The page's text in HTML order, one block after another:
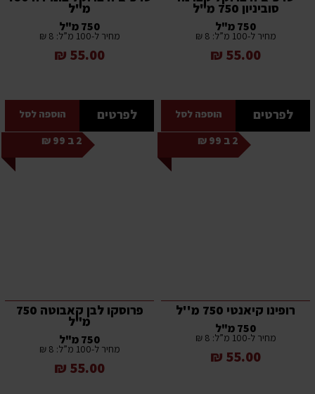
סוביניון 750 מ"ל
750 מ"ל
מחיר ל-100 מ”ל: 8 ₪
55.00 ₪
לפרטים הוספה לסל
מ"ל
750 מ"ל
מחיר ל-100 מ”ל: 8 ₪
55.00 ₪
לפרטים הוספה לסל
2 ב 99 ₪
רופינו קיאנטי 750 מ''ל
750 מ"ל
מחיר ל-100 מ”ל: 8 ₪
55.00 ₪
2 ב 99 ₪
פרוסקו לבן קאבוטה 750
מ"ל
750 מ"ל
מחיר ל-100 מ”ל: 8 ₪
55.00 ₪